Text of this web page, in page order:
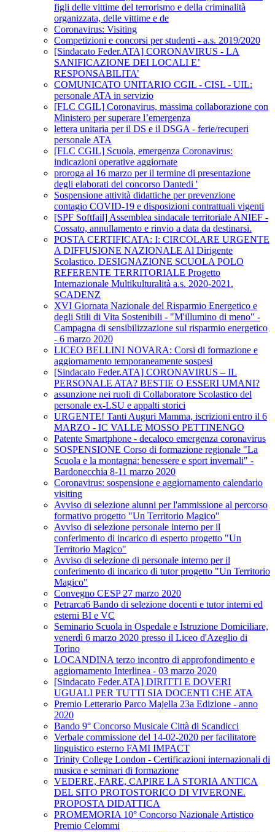
figli delle vittime del terrorismo e della criminalità
organizzata, delle vittime e de
Coronavirus: Visiting
Competizioni e concorsi per studenti - a.s. 2019/2020
[Sindacato Feder.ATA] CORONAVIRUS - LA
SANIFICAZIONE DEI LOCALI E’
RESPONSABILITA’
COMUNICATO UNITARIO CGIL - CISL - UIL:
personale ATA in servizio
[FLC CGIL] Coronavirus, massima collaborazione con
Ministero per superare l’emergenza
lettera unitaria per il DS e il DSGA - ferie/recuperi
personale ATA
[FLC CGIL] Scuola, emergenza Coronavirus:
indicazioni operative aggiornate
proroga al 16 marzo per il termine di presentazione
degli elaborati del concorso Dantedi '
Sospensione attività didattiche per prevenzione
contagio COVID-19 e disposizioni contrattuali vigenti
[SPF Softfail] Assemblea sindacale territoriale ANIEF -
Cossato, annullamento e rinvio a data da destinarsi.
POSTA CERTIFICATA: I: CIRCOLARE URGENTE
A DIFFUSIONE NAZIONALE Al Dirigente
Scolastico. DESIGNAZIONE SCUOLA POLO
REFERENTE TERRITORIALE Progetto
Internazionale Multikulturalità a.s. 2020-2021.
SCADENZ
XVI Giornata Nazionale del Risparmio Energetico e
degli Stili di Vita Sostenibili - "M'illumino di meno" -
Campagna di sensibilizzazione sul risparmio energetico
- 6 marzo 2020
LICEO BELLINI NOVARA: Corsi di formazione e
aggiornamento temporaneamente sospesi
[Sindacato Feder.ATA] CORONAVIRUS – IL
PERSONALE ATA? BESTIE O ESSERI UMANI?
assunzione nei ruoli di Collaboratore Scolastico del
personale ex-LSU e appalti storici
URGENTE! Tanti Auguri Mamma, iscrizioni entro il 6
MARZO - IC VALLE MOSSO PETTINENGO
Patente Smartphone - decaloco emergenza coronavirus
SOSPENSIONE Corso di formazione regionale "La
Scuola e la montagna: benessere e sport invernali" -
Bardonecchia 8-11 marzo 2020
Coronavirus: sospensione e aggiornamento calendario
visiting
Avviso di selezione alunni per l'ammissione al percorso
formativo progetto "Un Territorio Magico"
Avviso di selezione personale interno per il
conferimento di incarico di esperto progetto "Un
Territorio Magico"
Avviso di selezione di personale interno per il
conferimento di incarico di tutor progetto "Un Territorio
Magico"
Convegno CESP 27 marzo 2020
Petrarca6 Bando di selezione docenti e tutor interni ed
esterni BI e VC
Seminario Scuola in Ospedale e Istruzione Domiciliare,
venerdì 6 marzo 2020 presso il Liceo d'Azeglio di
Torino
LOCANDINA terzo incontro di approfondimento e
aggiornamento Interlinea - 03 marzo 2020
[Sindacato Feder.ATA] DIRITTI E DOVERI
UGUALI PER TUTTI SIA DOCENTI CHE ATA
Premio Letterario Parco Majella 23a Edizione - anno
2020
Bando 9° Concorso Musicale Città di Scandicci
Verbale commissione del 14-02-2020 per facilitatore
linguistico esterno FAMI IMPACT
Trinity College London - Certificazioni internazionali di
musica e seminari di formazione
VEDERE, FARE, CAPIRE LA STORIA ANTICA
DEL SITO PROTOSTORICO DI VIVERONE.
PROPOSTA DIDATTICA
PROMEMORIA 10° Concorso Nazionale Artistico
Premio Celommi